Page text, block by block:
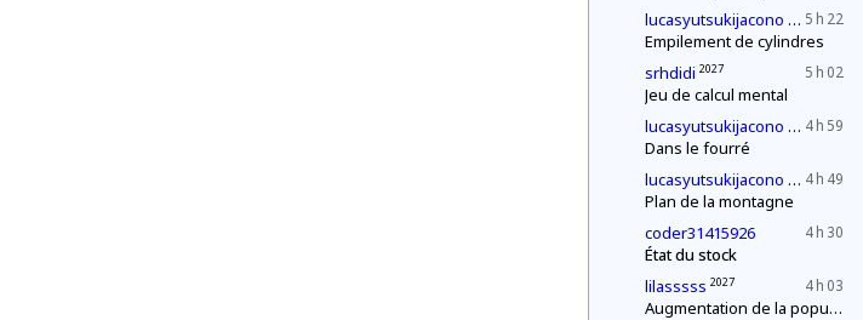
5 h 22
lucasyutsukijacono 2030
Empilement de cylindres
5 h 02
srhdidi 2027
Jeu de calcul mental
4 h 59
lucasyutsukijacono 2030
Dans le fourré
4 h 49
lucasyutsukijacono 2030
Plan de la montagne
4 h 30
coder31415926
État du stock
4 h 03
lilasssss 2027
Augmentation de la population